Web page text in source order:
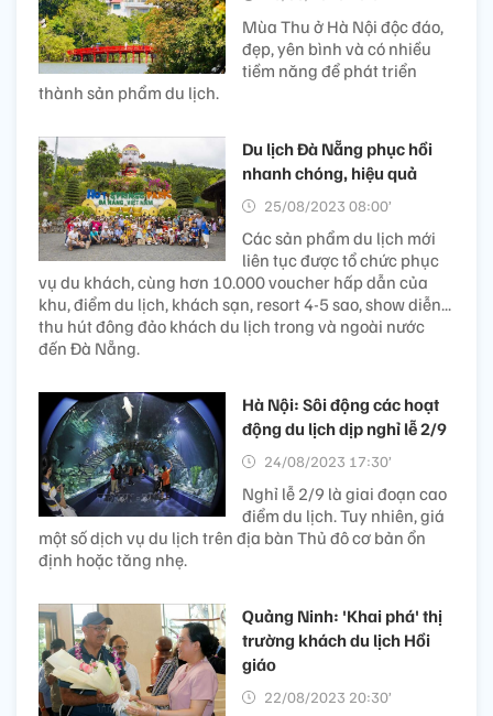
Mùa Thu ở Hà Nội độc đáo,
đẹp, yên bình và có nhiều
tiềm năng để phát triển
thành sản phẩm du lịch.
Du lịch Đà Nẵng phục hồi
nhanh chóng, hiệu quả
25/08/2023 08:00’
Các sản phẩm du lịch mới
liên tục được tổ chức phục
vụ du khách, cùng hơn 10.000 voucher hấp dẫn của
khu, điểm du lịch, khách sạn, resort 4-5 sao, show diễn...
thu hút đông đảo khách du lịch trong và ngoài nước
đến Đà Nẵng.
Hà Nội: Sôi động các hoạt
động du lịch dịp nghỉ lễ 2/9
24/08/2023 17:30’
Nghỉ lễ 2/9 là giai đoạn cao
điểm du lịch. Tuy nhiên, giá
một số dịch vụ du lịch trên địa bàn Thủ đô cơ bản ổn
định hoặc tăng nhẹ.
Quảng Ninh: 'Khai phá' thị
trường khách du lịch Hồi
giáo
22/08/2023 20:30’